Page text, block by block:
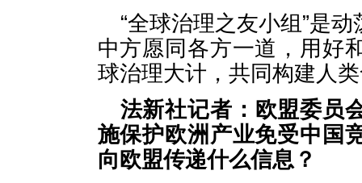
“全球治理之友小组”是
中方愿同各方一道，用好
球治理大计，共同构建人
法新社记者：欧盟委员
施保护欧洲产业免受中国
向欧盟传递什么信息？